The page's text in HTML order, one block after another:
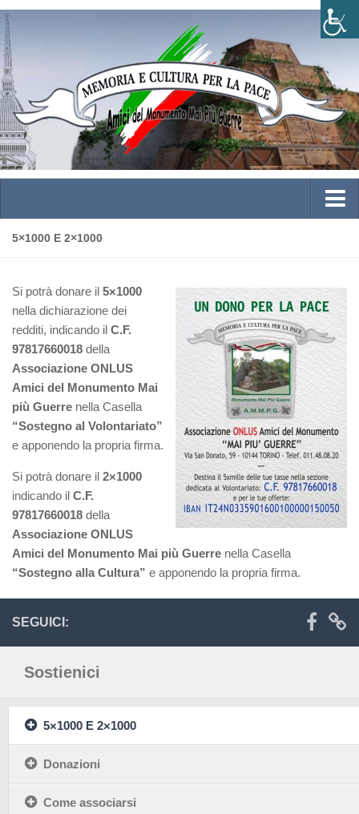
Home
Storia
Direttivo
Statuto e Atto Costitutivo
I volontari
Il nostro sogno
Novità ed eventi
Sostienici
5×1000
Donazioni
Come associarsi
Galleria
Fotografie
Video
Contatti
5×1000 E 2×1000
Si potrà donare il 5×1000
nella dichiarazione dei
redditi, indicando il C.F.
97817660018 della
Associazione ONLUS
Amici del Monumento Mai
più Guerre nella Casella
“Sostegno al Volontariato”
e apponendo la propria firma.
Si potrà donare il 2×1000
indicando il C.F.
97817660018 della
Associazione ONLUS
Amici del Monumento Mai più Guerre nella Casella
“Sostegno alla Cultura” e apponendo la propria firma.
SEGUICI:
Sostienici
5×1000 E 2×1000
Donazioni
Come associarsi